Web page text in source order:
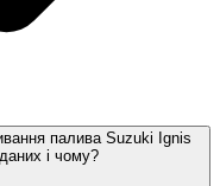
палива Suzuki Ignis
і чому?